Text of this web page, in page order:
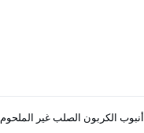
أنبوب الكربون الصلب غير الملحوم